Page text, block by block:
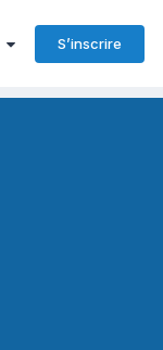
S’inscrire